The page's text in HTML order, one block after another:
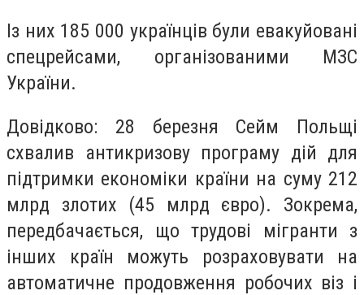
Із них 185 000 українців були евакуйовані
спецрейсами, організованими МЗС
України.
Довідково: 28 березня Сейм Польщі
схвалив антикризову програму дій для
підтримки економіки країни на суму 212
млрд злотих (45 млрд євро). Зокрема,
передбачається, що трудові мігранти з
інших країн можуть розраховувати на
автоматичне продовження робочих віз і